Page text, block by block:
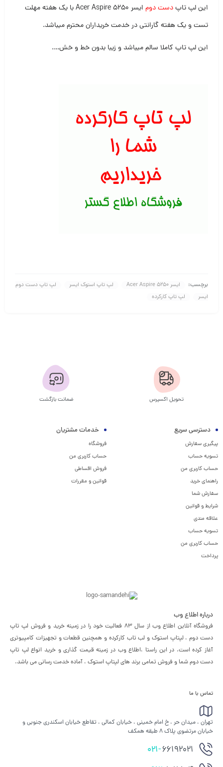
این لپ تاپدست دوم
ایسر Acer Aspire 5250 با یک هفته مهلت
تست و یک هفته گارانتی در خدمت خریداران محترم میباشد.
این لپ تاپ کاملا سالم میباشد و زیبا بدون خط و خش….
برچسب: ایسر Acer Aspire 5250 لپ تاپ استوک ایسر
لپ تاپ دست دوم
ایسر
لپ تاپ کارکرده
تحویل اکسپرس ضمانت بازگشت
دسترسی سریع
پیگیری سفارش
تسویه حساب
حساب کاربری من
راهنمای خرید
سفارش شما
شرایط و قوانین
علاقه مندی
تسویه حساب
حساب کاربری من
پرداخت
خدمات مشتریان
فروشگاه
حساب کاربری من
فروش اقساطی
قوانین و مقررات
درباره اطلاع وب
فروشگاه آنلاین اطلاع وب از سال 83 فعالیت خود را در زمینه خرید و فروش لپ تاپ
دست دوم ، لپتاپ استوک و لب تاب کارکرده و همچنین قطعات و تجهیزات کامپیوتری
آغاز کرده است. در این راستا ،‌اطلاع وب در زمینه قیمت گذاری و خرید انواع لپ تاپ
دست دوم شما و فروش تمامی برند های لپتاپ استوک ، آماده خدمت رسانی می باشد.
تماس با ما
تهران ، میدان حر ، خ امام خمینی ، خیابان کمالی ، تقاطع خیابان اسکندری جنوبی و
خیابان مرتضوی پلاک 8 طبقه همکف
021-66192021